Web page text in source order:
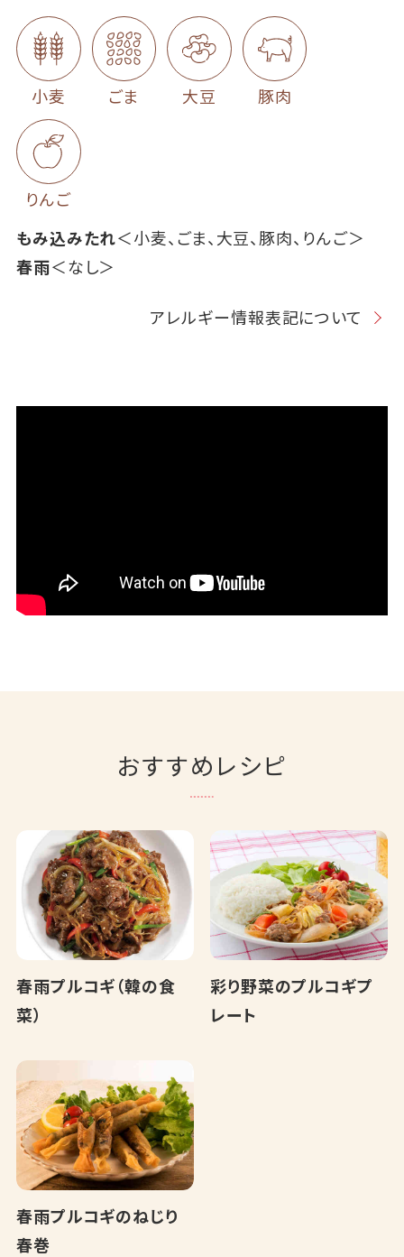
小麦 ごま 大豆 豚肉
りんご
もみ込みたれ＜小麦、ごま、大豆、豚肉、りんご＞
春雨＜なし＞
アレルギー情報表記について
おすすめレシピ
春雨プルコギ（韓の食
菜）
彩り野菜のプルコギプ
レート
春雨プルコギのねじり
春巻